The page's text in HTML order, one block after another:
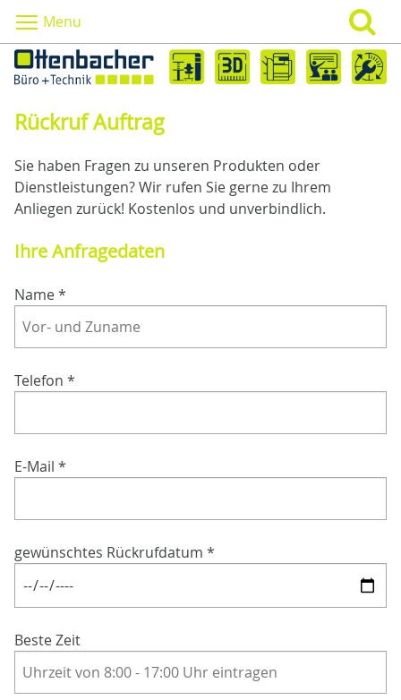
Menu
Rückruf Auftrag
Sie haben Fragen zu unseren Produkten oder
Dienstleistungen? Wir rufen Sie gerne zu Ihrem
Anliegen zurück! Kostenlos und unverbindlich.
Ihre Anfragedaten
Name*
Telefon *
E-Mail *
gewünschtes Rückrufdatum *
Beste Zeit